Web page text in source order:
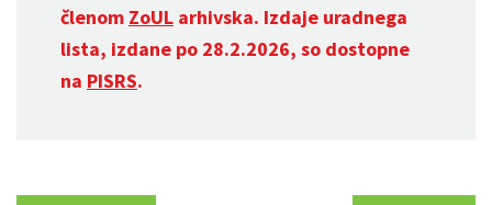
členom ZoUL arhivska. Izdaje uradnega
lista, izdane po 28.2.2026, so dostopne
na PISRS.